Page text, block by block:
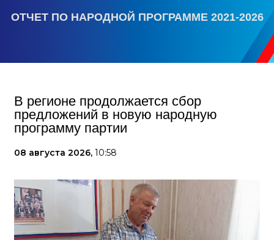
ОТЧЕТ ПО НАРОДНОЙ ПРОГРАММЕ 2021-2026
В регионе продолжается сбор
предложений в новую народную
программу партии
08 августа 2026, 10:58